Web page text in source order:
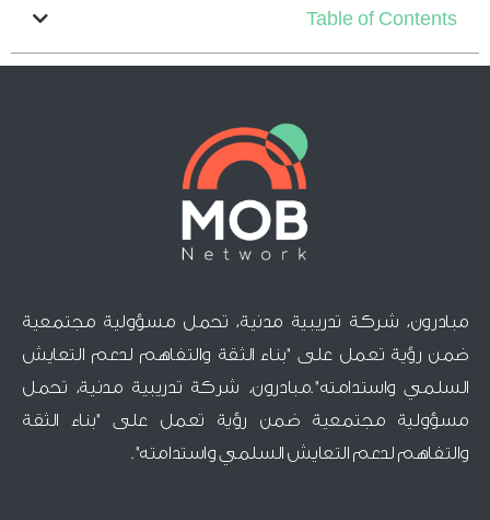
Table of Contents
مبادرون، شركة تدريبية مدنية، تحمل مسؤولية مجتمعية
ضمن رؤية تعمل على "بناء الثقة والتفاهم لدعم التعايش
السلمي واستدامته".مبادرون، شركة تدريبية مدنية، تحمل
مسؤولية مجتمعية ضمن رؤية تعمل على "بناء الثقة
والتفاهم لدعم التعايش السلمي واستدامته".